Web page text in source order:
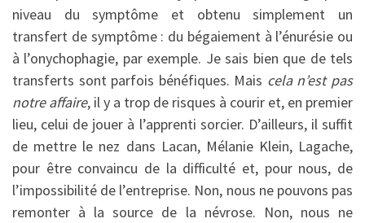
niveau du symptôme et obtenu simplement un
transfert de symptôme : du bégaiement à l’énurésie ou
à l’onychophagie, par exemple. Je sais bien que de tels
transferts sont parfois bénéfiques. Mais cela n’est pas
notre affaire, il y a trop de risques à courir et, en premier
lieu, celui de jouer à l’apprenti sorcier. D’ailleurs, il suffit
de mettre le nez dans Lacan, Mélanie Klein, Lagache,
pour être convaincu de la difficulté et, pour nous, de
l’impossibilité de l’entreprise. Non, nous ne pouvons pas
remonter à la source de la névrose. Non, nous ne